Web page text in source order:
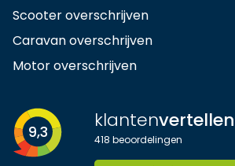
Scooter overschrijven
Caravan overschrijven
Motor overschrijven
9,3 klantenvertellen
418 beoordelingen